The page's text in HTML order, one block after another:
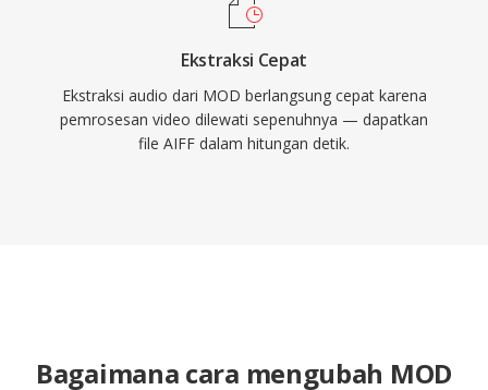
Ekstraksi Cepat
Ekstraksi audio dari MOD berlangsung cepat karena
pemrosesan video dilewati sepenuhnya — dapatkan
file AIFF dalam hitungan detik.
Bagaimana cara mengubah MOD